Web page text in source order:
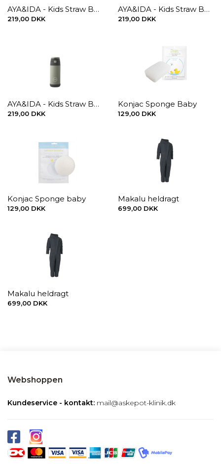
AYA&IDA - Kids Straw Bottle - Cream Beige, 350 ml.
219,00 DKK
AYA&IDA - Kids Straw Bottle - Mint Green, 350 ml.
219,00 DKK
AYA&IDA - Kids Straw Bottle - Tropical Green, 350 ml.
219,00 DKK
Konjac Sponge Baby
129,00 DKK
Konjac Sponge baby
129,00 DKK
Makalu heldragt
699,00 DKK
Makalu heldragt
699,00 DKK
Webshoppen
Kundeservice - kontakt: mail@askepot-klinik.dk